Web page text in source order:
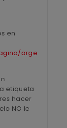
en
arge
etiqueta
hacer
NO le